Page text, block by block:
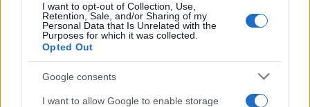
I want to opt-out of Collection, Use,
Retention, Sale, and/or Sharing of my
Personal Data that Is Unrelated with the
Purposes for which it was collected.
Opted Out
Google consents
I want to allow Google to enable storage